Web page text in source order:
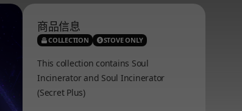
商品信息
COLLECTION STOVE ONLY
This collection contains Soul
Incinerator and Soul Incinerator
(Secret Plus)